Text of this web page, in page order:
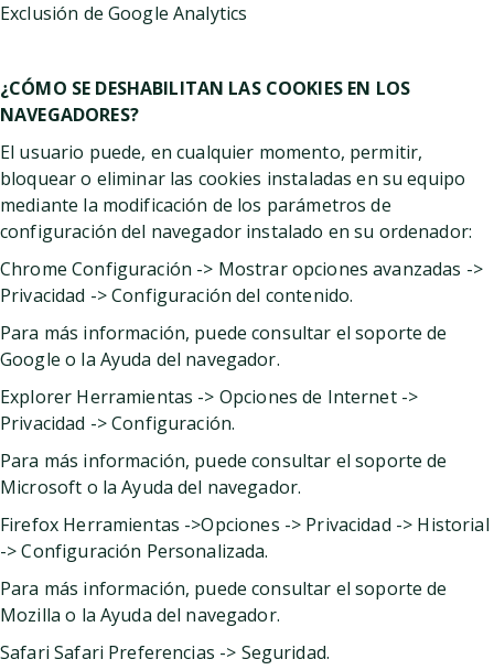
Exclusión de Google Analytics
¿CÓMO SE DESHABILITAN LAS COOKIES EN LOS
NAVEGADORES?
El usuario puede, en cualquier momento, permitir,
bloquear o eliminar las cookies instaladas en su equipo
mediante la modificación de los parámetros de
configuración del navegador instalado en su ordenador:
Chrome Configuración -> Mostrar opciones avanzadas ->
Privacidad -> Configuración del contenido.
Para más información, puede consultar el soporte de
Google o la Ayuda del navegador.
Explorer Herramientas -> Opciones de Internet ->
Privacidad -> Configuración.
Para más información, puede consultar el soporte de
Microsoft o la Ayuda del navegador.
Firefox Herramientas ->Opciones -> Privacidad -> Historial
-> Configuración Personalizada.
Para más información, puede consultar el soporte de
Mozilla o la Ayuda del navegador.
Safari Safari Preferencias -> Seguridad.